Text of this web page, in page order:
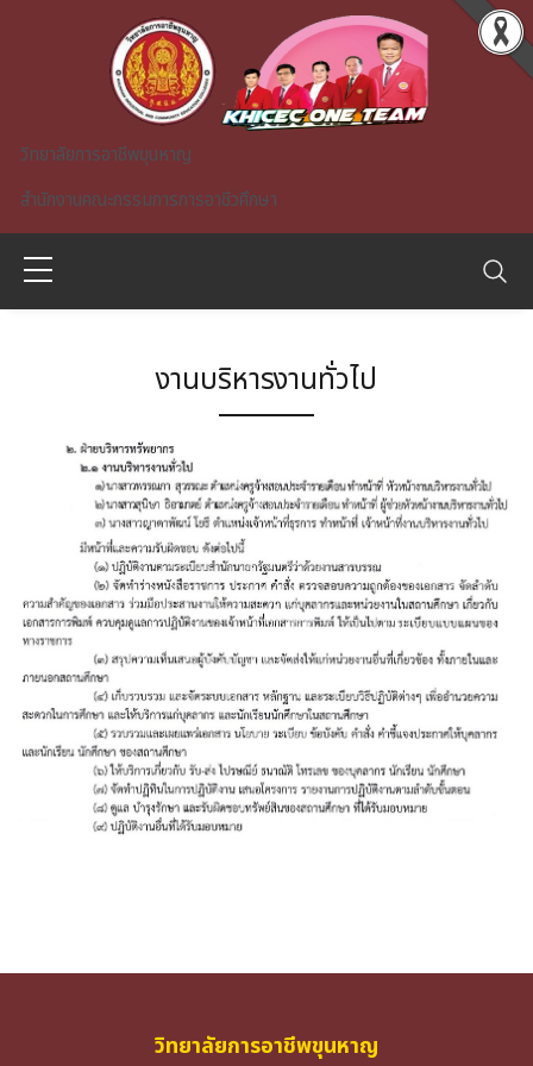
Skip to main content
วิทยาลัยการอาชีพขุนหาญ
สำนักงานคณะกรรมการการอาชีวศึกษา
งานบริหารงานทั่วไป
วิทยาลัยการอาชีพขุนหาญ